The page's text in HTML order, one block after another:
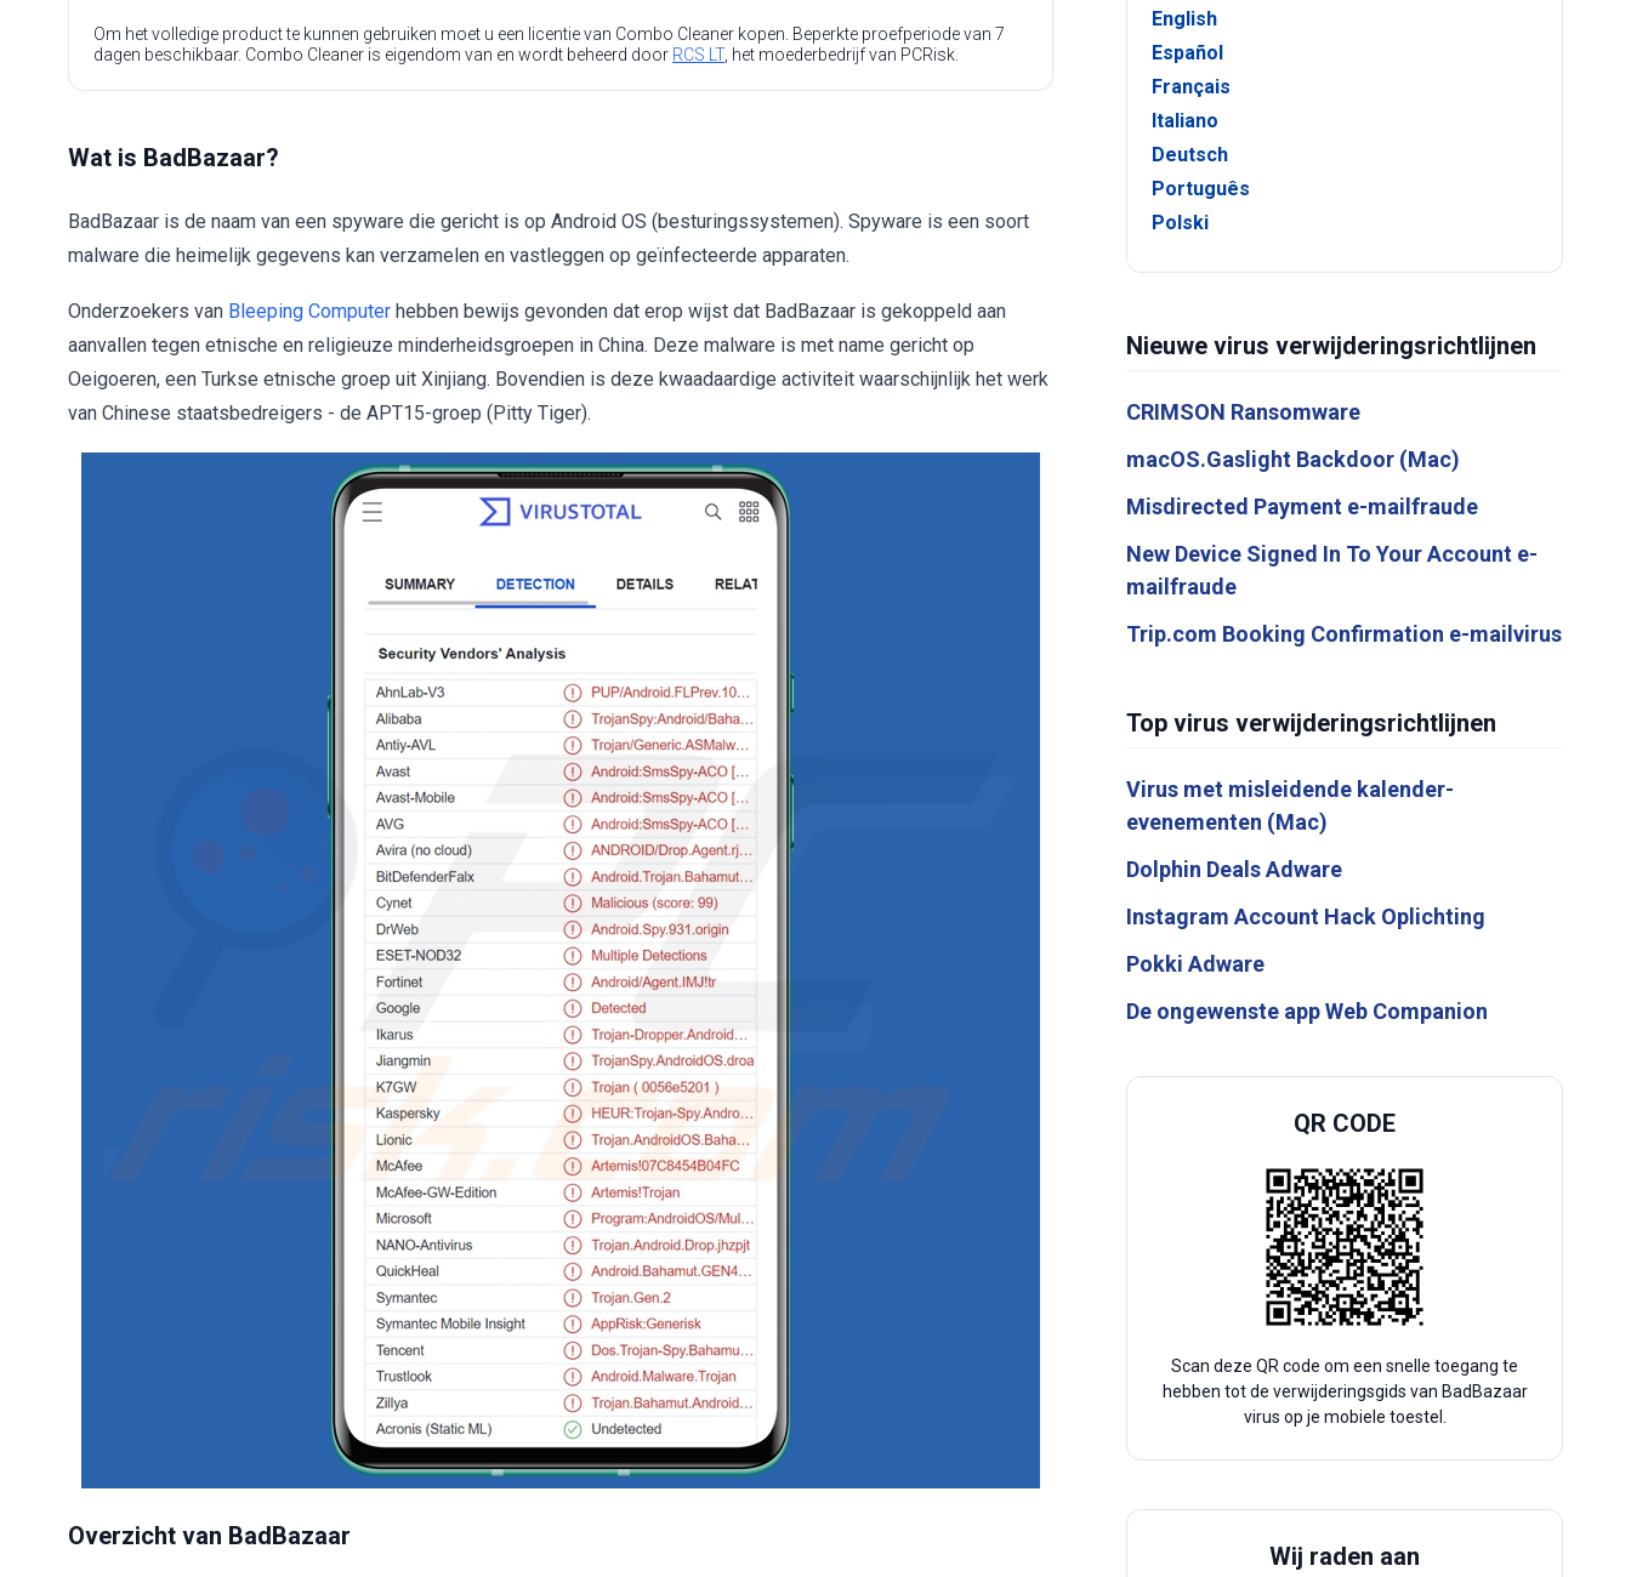
Om het volledige product te kunnen gebruiken moet u een licentie van Combo Cleaner kopen. Beperkte proefperiode van 7
dagen beschikbaar. Combo Cleaner is eigendom van en wordt beheerd door RCS LT, het moederbedrijf van PCRisk.
Wat is BadBazaar?
BadBazaar is de naam van een spyware die gericht is op Android OS (besturingssystemen). Spyware is een soort
malware die heimelijk gegevens kan verzamelen en vastleggen op geïnfecteerde apparaten.
Onderzoekers van Bleeping Computer hebben bewijs gevonden dat erop wijst dat BadBazaar is gekoppeld aan
aanvallen tegen etnische en religieuze minderheidsgroepen in China. Deze malware is met name gericht op
Oeigoeren, een Turkse etnische groep uit Xinjiang. Bovendien is deze kwaadaardige activiteit waarschijnlijk het werk
van Chinese staatsbedreigers - de APT15-groep (Pitty Tiger).
Overzicht van BadBazaar
English
Español
Français
Italiano
Deutsch
Português
Polski
Nieuwe virus verwijderingsrichtlijnen
CRIMSON Ransomware
macOS.Gaslight Backdoor (Mac)
Misdirected Payment e-mailfraude
New Device Signed In To Your Account e-
mailfraude
Trip.com Booking Confirmation e-mailvirus
Top virus verwijderingsrichtlijnen
Virus met misleidende kalender-
evenementen (Mac)
Dolphin Deals Adware
Instagram Account Hack Oplichting
Pokki Adware
De ongewenste app Web Companion
QR CODE
Scan deze QR code om een snelle toegang te
hebben tot de verwijderingsgids van BadBazaar
virus op je mobiele toestel.
Wij raden aan